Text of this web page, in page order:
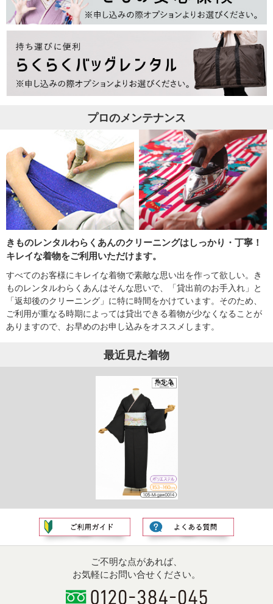
プロのメンテナンス
きものレンタルわらくあんのクリーニングはしっかり・丁寧！
キレイな着物をご利用いただけます。
すべてのお客様にキレイな着物で素敵な思い出を作って欲しい。き
ものレンタルわらくあんはそんな思いで、「貸出前のお手入れ」と
「返却後のクリーニング」に特に時間をかけています。そのため、
ご利用が重なる時期によっては貸出できる着物が少なくなることが
ありますので、お早めのお申し込みをオススメします。
最近見た着物
ご不明な点があれば、
お気軽にお問い合せください。